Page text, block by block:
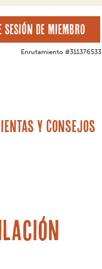
SESIÓN DE MIEMBRO
Enrutamiento #311376533
Y Consejos